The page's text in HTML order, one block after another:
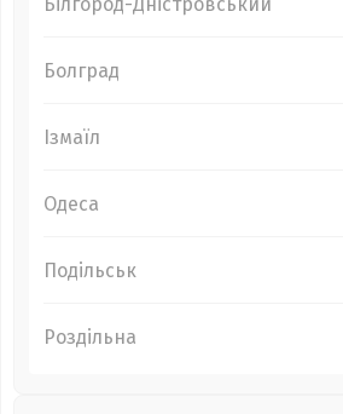
Болград
Ізмаїл
Одеса
Подільськ
Роздільна